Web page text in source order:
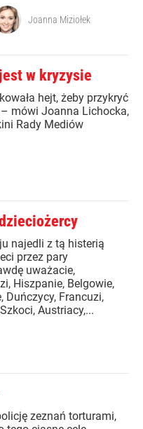
Joanna Miziołek
w kryzysie
hejt, żeby przykryć
mówi Joanna Lichocka,
Rady Mediów
najedli z tą histerią
przez pary
uważacie,
Hiszpanie, Belgowie,
Duńczycy, Francuzi,
Austriacy,...
zeznań torturami,